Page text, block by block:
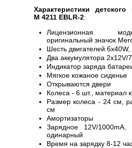
Характеристики детского
M 4211 EBLR-2:
Лицензионная
оригинальный значок
Шесть двигателей
Два аккумулятора 2х12V/
Индикатор заряда
Мягкое кожаное сиденье
Открываются двери
Колеса - 6 шт., материал
Размер колеса - 24 см,
см
Амортизаторы
Зарядное 12V/1000mA,
одинарный
Время на зарядку 8-12